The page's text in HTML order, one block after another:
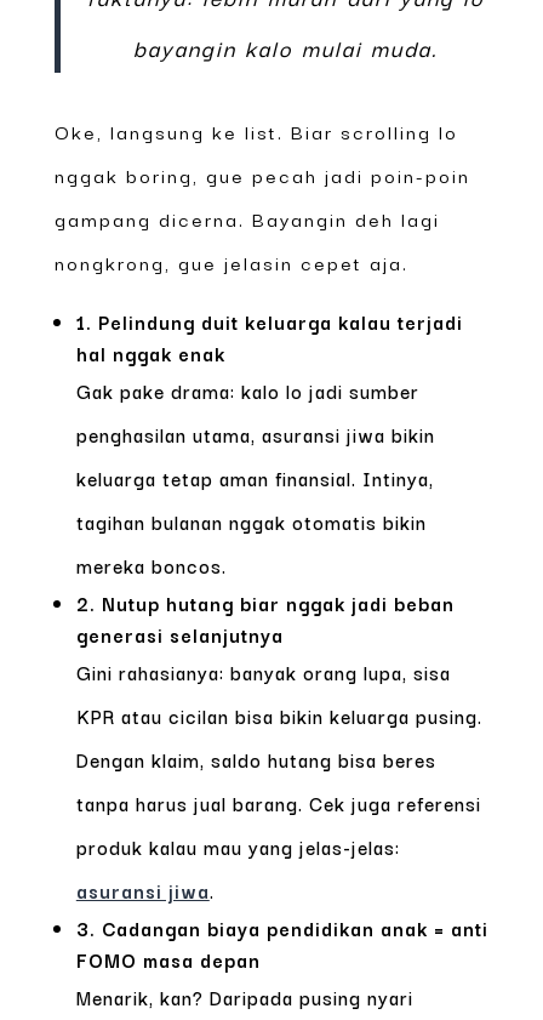
bayangin kalo mulai muda.
Oke, langsung ke list. Biar scrolling lo
nggak boring, gue pecah jadi poin-poin
gampang dicerna. Bayangin deh lagi
nongkrong, gue jelasin cepet aja.
1. Pelindung duit keluarga kalau terjadi
hal nggak enak
Gak pake drama: kalo lo jadi sumber
penghasilan utama, asuransi jiwa bikin
keluarga tetap aman finansial. Intinya,
tagihan bulanan nggak otomatis bikin
mereka boncos.
2. Nutup hutang biar nggak jadi beban
generasi selanjutnya
Gini rahasianya: banyak orang lupa, sisa
KPR atau cicilan bisa bikin keluarga pusing.
Dengan klaim, saldo hutang bisa beres
tanpa harus jual barang. Cek juga referensi
produk kalau mau yang jelas-jelas:
asuransi jiwa.
3. Cadangan biaya pendidikan anak = anti
FOMO masa depan
Menarik, kan? Daripada pusing nyari